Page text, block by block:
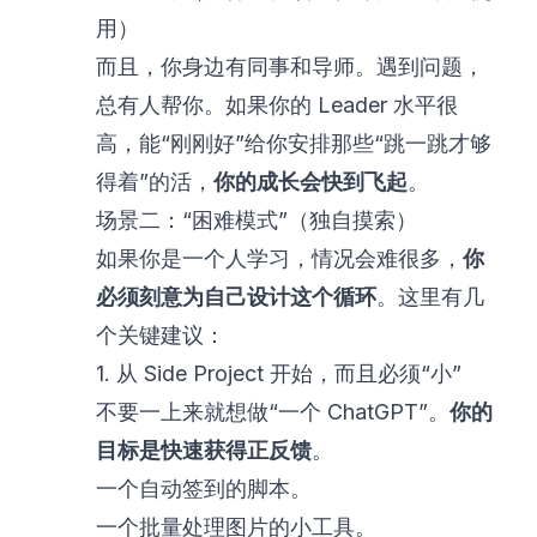
用）
而且，你身边有同事和导师。遇到问题，
总有人帮你。如果你的 Leader 水平很
高，能“刚刚好”给你安排那些“跳一跳才够
得着”的活， 你的成长会快到飞起。
场景二：“困难模式”（独自摸索）
如果你是一个人学习，情况会难很多， 你
必须刻意为自己设计这个循环。这里有几
个关键建议：
1. 从 Side Project 开始，而且必须“小”
不要一上来就想做“一个 ChatGPT”。 你的
目标是快速获得正反馈。
一个自动签到的脚本。
一个批量处理图片的小工具。